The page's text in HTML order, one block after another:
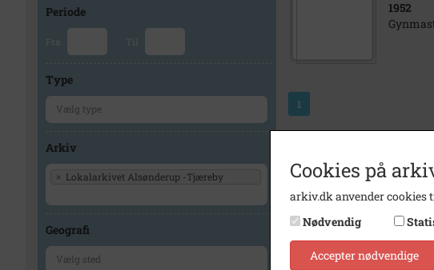
Periode
Fra Til
Type
Arkiv
× Lokalarkivet Alsønderup -Tjæreby
Geografi
1952
1
Cookies på
arkiv.dk anvender cookies
Nødvendig
Accepter nødvendige